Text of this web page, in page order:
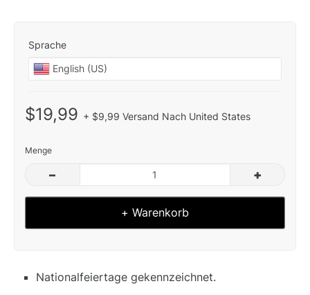
Sprache
$19,99 + $9,99 Versand Nach United States
Menge
– +
+ Warenkorb
Nationalfeiertage gekennzeichnet.